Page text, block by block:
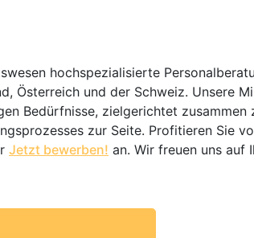
hochspezialisierte
Österreich und der Schweiz. Unsere
Bedürfnisse, zielgerichtet zusammen
zur Seite. Profitieren Sie
Jetzt bewerben! an. Wir freuen uns auf